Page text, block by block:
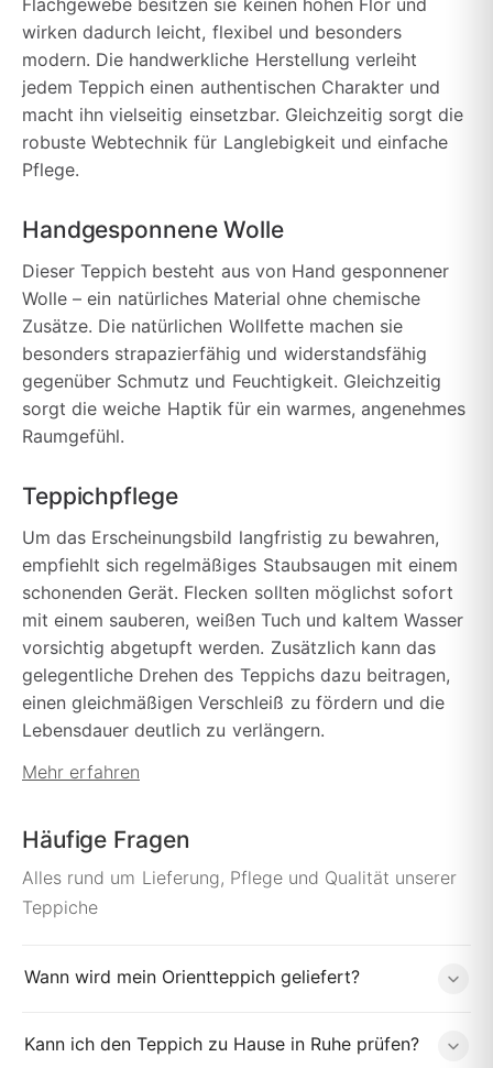
Flachgewebe besitzen sie keinen hohen Flor und
wirken dadurch leicht, flexibel und besonders
modern. Die handwerkliche Herstellung verleiht
jedem Teppich einen authentischen Charakter und
macht ihn vielseitig einsetzbar. Gleichzeitig sorgt die
robuste Webtechnik für Langlebigkeit und einfache
Pflege.
Handgesponnene Wolle
Dieser Teppich besteht aus von Hand gesponnener
Wolle – ein natürliches Material ohne chemische
Zusätze. Die natürlichen Wollfette machen sie
besonders strapazierfähig und widerstandsfähig
gegenüber Schmutz und Feuchtigkeit. Gleichzeitig
sorgt die weiche Haptik für ein warmes, angenehmes
Raumgefühl.
Teppichpflege
Um das Erscheinungsbild langfristig zu bewahren,
empfiehlt sich regelmäßiges Staubsaugen mit einem
schonenden Gerät. Flecken sollten möglichst sofort
mit einem sauberen, weißen Tuch und kaltem Wasser
vorsichtig abgetupft werden. Zusätzlich kann das
gelegentliche Drehen des Teppichs dazu beitragen,
einen gleichmäßigen Verschleiß zu fördern und die
Lebensdauer deutlich zu verlängern.
Mehr erfahren
Häufige Fragen
Alles rund um Lieferung, Pflege und Qualität unserer
Teppiche
Wann wird mein Orientteppich geliefert?
Kann ich den Teppich zu Hause in Ruhe prüfen?